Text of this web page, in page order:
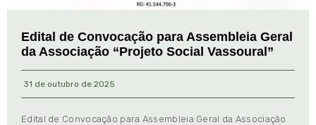
Edital de Convocação para Assembleia Geral
da Associação “Projeto Social Vassoural”
31 de outubro de 2025
Edital de Convocação para Assembleia Geral da Associação